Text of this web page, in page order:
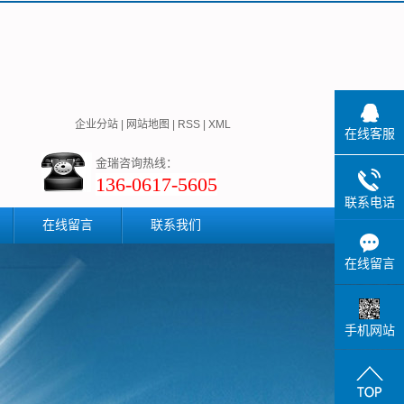
企业分站 网站地图 RSS XML
金瑞咨询热线：
136-0617-5605
在线留言 联系我们
在线客服
联系电话
在线留言
手机网站